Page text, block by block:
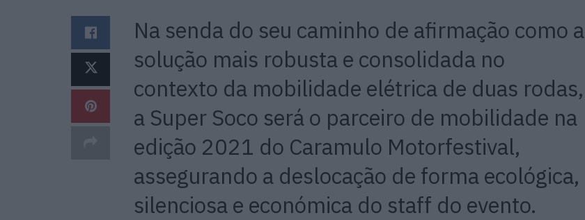
Na senda do seu caminho de afirmação como a
solução mais robusta e consolidada no
contexto da mobilidade elétrica de duas rodas,
a Super Soco será o parceiro de mobilidade na
edição 2021 do Caramulo Motorfestival,
assegurando a deslocação de forma ecológica,
silenciosa e económica do staff do evento.